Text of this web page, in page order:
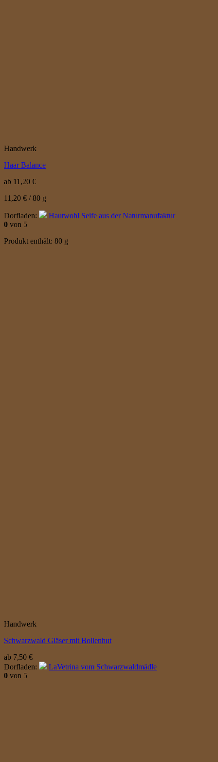
Handwerk
Haar Balance
ab 11,20 €
11,20 € /80 g
Dorfladen:
Hautwohl Seife aus der Naturmanufaktur
0 von 5
Produkt enthält: 80 g
Handwerk
Schwarzwald Gläser mit Bollenhut
ab 7,50 €
Dorfladen:
LaVetrina vom Schwarzwaldmädle
0 von 5